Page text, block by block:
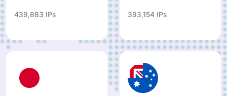
439,883 IPs 393,154 IPs